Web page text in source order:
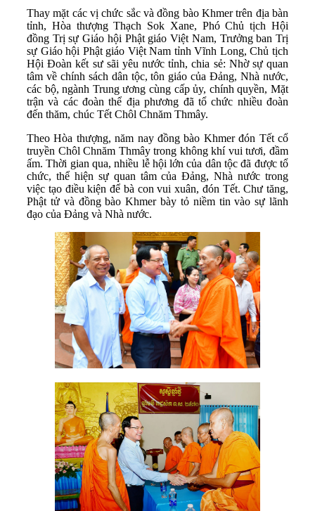
Thay mặt các vị chức sắc và đồng bào Khmer trên địa bàn
tỉnh, Hòa thượng Thạch Sok Xane, Phó Chủ tịch Hội
đồng Trị sự Giáo hội Phật giáo Việt Nam, Trưởng ban Trị
sự Giáo hội Phật giáo Việt Nam tỉnh Vĩnh Long, Chủ tịch
Hội Đoàn kết sư sãi yêu nước tỉnh, chia sẻ: Nhờ sự quan
tâm về chính sách dân tộc, tôn giáo của Đảng, Nhà nước,
các bộ, ngành Trung ương cùng cấp ủy, chính quyền, Mặt
trận và các đoàn thể địa phương đã tổ chức nhiều đoàn
đến thăm, chúc Tết Chôl Chnăm Thmây.
Theo Hòa thượng, năm nay đồng bào Khmer đón Tết cổ
truyền Chôl Chnăm Thmây trong không khí vui tươi, đầm
ấm. Thời gian qua, nhiều lễ hội lớn của dân tộc đã được tổ
chức, thể hiện sự quan tâm của Đảng, Nhà nước trong
việc tạo điều kiện để bà con vui xuân, đón Tết. Chư tăng,
Phật tử và đồng bào Khmer bày tỏ niềm tin vào sự lãnh
đạo của Đảng và Nhà nước.